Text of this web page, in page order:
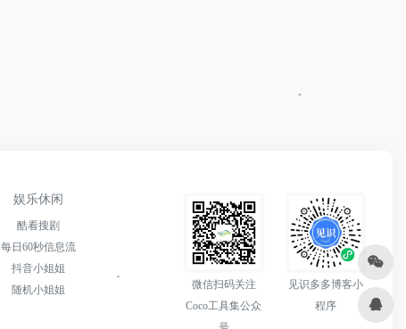
娱乐休闲
酷看搜剧
每日60秒信息流
抖音小姐姐
随机小姐姐
微信扫码关注
Coco工具集公众
见识多多博客小
程序